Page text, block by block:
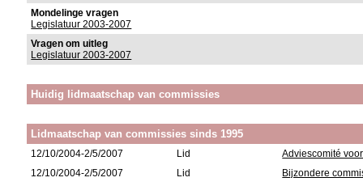
Mondelinge vragen
Legislatuur 2003-2007
Vragen om uitleg
Legislatuur 2003-2007
Huidig lidmaatschap van commissies
Lidmaatschap van commissies sinds 1995
12/10/2004-2/5/2007 Lid
Adviescomité
12/10/2004-2/5/2007
Lid
Bijzondere